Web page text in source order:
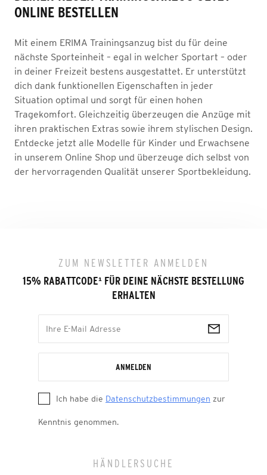
ONLINE BESTELLEN
Mit einem ERIMA Trainingsanzug bist du für deine
nächste Sporteinheit – egal in welcher Sportart – oder
in deiner Freizeit bestens ausgestattet. Er unterstützt
dich dank funktionellen Eigenschaften in jeder
Situation optimal und sorgt für einen hohen
Tragekomfort. Gleichzeitig überzeugen die Anzüge mit
ihren praktischen Extras sowie ihrem stylischen Design.
Entdecke jetzt alle Modelle für Kinder und Erwachsene
in unserem Online Shop und überzeuge dich selbst von
der hervorragenden Qualität unserer Sportbekleidung.
ZUM NEWSLETTER ANMELDEN
15% RABATTCODE¹ FÜR DEINE NÄCHSTE BESTELLUNG
ERHALTEN
ANMELDEN
Ich habe die Datenschutzbestimmungen zur
Kenntnis genommen.
HÄNDLERSUCHE